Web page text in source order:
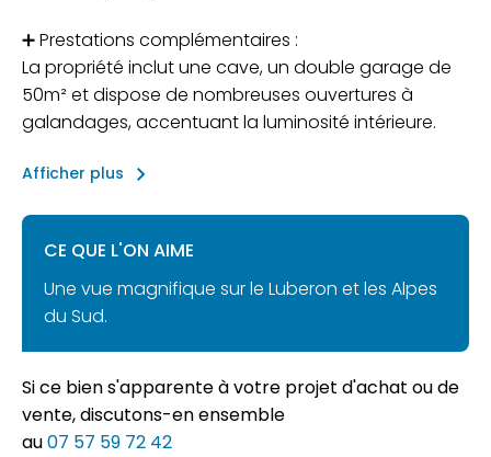
➕ Prestations complémentaires :
La propriété inclut une cave, un double garage de
50m² et dispose de nombreuses ouvertures à
galandages, accentuant la luminosité intérieure.
Afficher plus keyboard_arrow_right
CE QUE L'ON AIME
Une vue magnifique sur le Luberon et les Alpes
du Sud.
Si ce bien s'apparente à votre projet d'achat ou de
vente, discutons-en ensemble
au07 57 59 72 42